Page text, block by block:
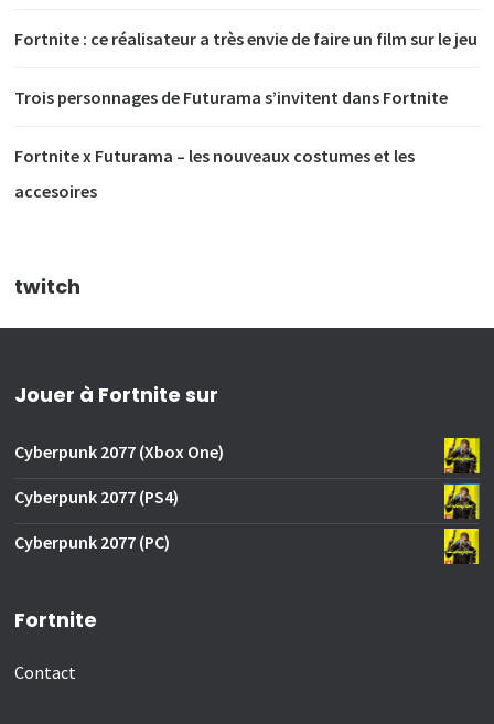
Fortnite : ce réalisateur a très envie de faire un film sur le jeu
Trois personnages de Futurama s’invitent dans Fortnite
Fortnite x Futurama – les nouveaux costumes et les
accesoires
twitch
Jouer à Fortnite sur
Cyberpunk 2077 (Xbox One)
Cyberpunk 2077 (PS4)
Cyberpunk 2077 (PC)
Fortnite
Contact